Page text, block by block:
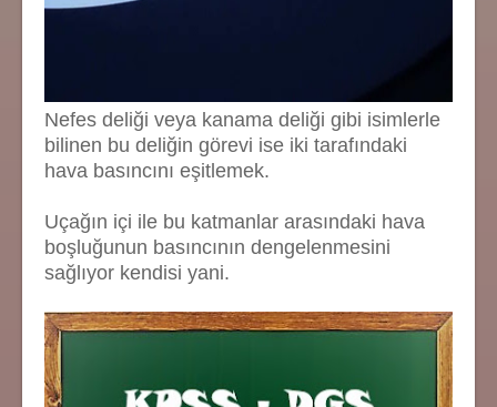
Nefes deliği veya kanama deliği gibi isimlerle
bilinen bu deliğin görevi ise iki tarafındaki
hava basıncını eşitlemek.
Uçağın içi ile bu katmanlar arasındaki hava
boşluğunun basıncının dengelenmesini
sağlıyor kendisi yani.